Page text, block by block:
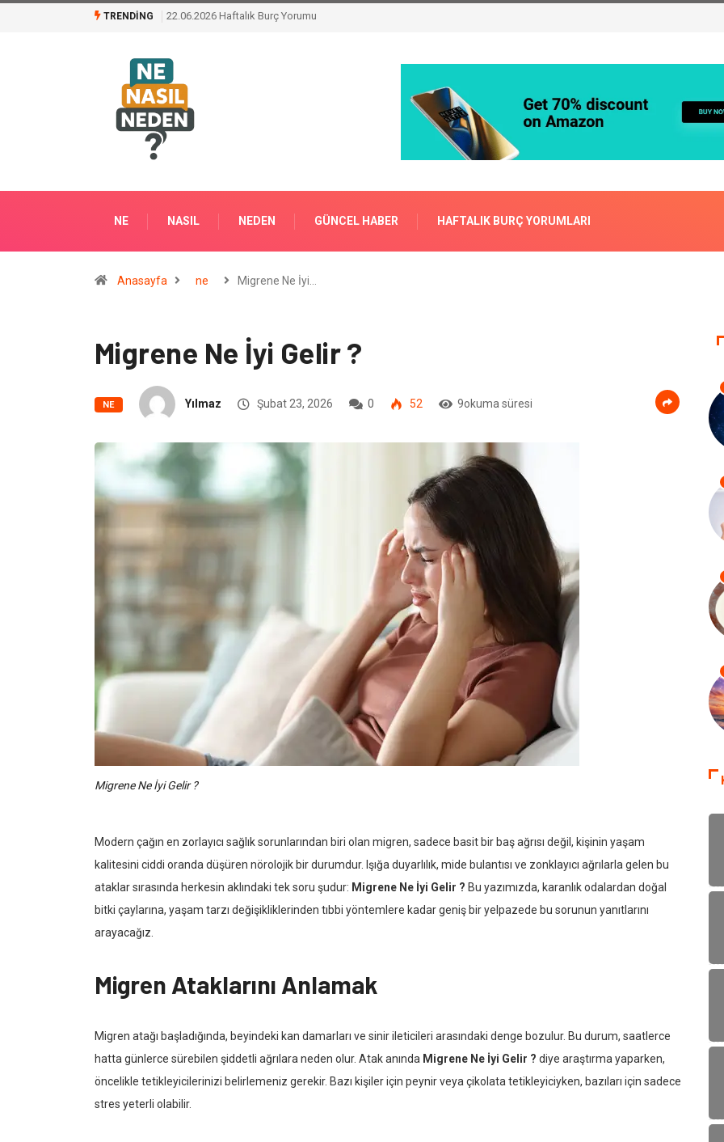
TRENDING Klima Bakımının Önemi Nedir ?
NE NASIL NEDEN GÜNCEL HABER HAFTALIK BURÇ YORUMLARI
Anasayfa ne Migrene Ne İyi…
Migrene Ne İyi Gelir ?
NE Yılmaz Şubat 23, 2026 0 52 9okuma süresi
Migrene Ne İyi Gelir ?
Modern çağın en zorlayıcı sağlık sorunlarından biri olan migren, sadece basit bir baş ağrısı değil, kişinin yaşam
kalitesini ciddi oranda düşüren nörolojik bir durumdur. Işığa duyarlılık, mide bulantısı ve zonklayıcı ağrılarla gelen bu
ataklar sırasında herkesin aklındaki tek soru şudur: Migrene Ne İyi Gelir ? Bu yazımızda, karanlık odalardan doğal
bitki çaylarına, yaşam tarzı değişikliklerinden tıbbi yöntemlere kadar geniş bir yelpazede bu sorunun yanıtlarını
arayacağız.
Migren Ataklarını Anlamak
Migren atağı başladığında, beyindeki kan damarları ve sinir ileticileri arasındaki denge bozulur. Bu durum, saatlerce
hatta günlerce sürebilen şiddetli ağrılara neden olur. Atak anında Migrene Ne İyi Gelir ? diye araştırma yaparken,
öncelikle tetikleyicilerinizi belirlemeniz gerekir. Bazı kişiler için peynir veya çikolata tetikleyiciyken, bazıları için sadece
stres yeterli olabilir.